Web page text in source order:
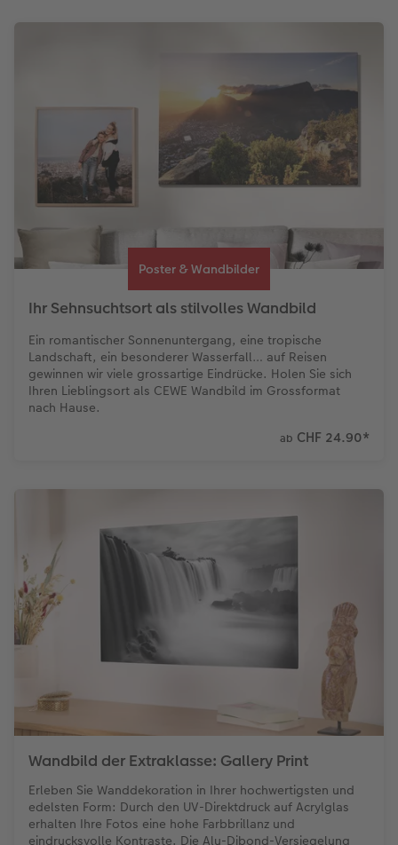
Poster & Wandbilder
Ihr Sehnsuchtsort als stilvolles Wandbild
Ein romantischer Sonnenuntergang, eine tropische
Landschaft, ein besonderer Wasserfall… auf Reisen
gewinnen wir viele grossartige Eindrücke. Holen Sie sich
Ihren Lieblingsort als CEWE Wandbild im Grossformat
nach Hause.
ab CHF 24.90*
Wandbild der Extraklasse: Gallery Print
Erleben Sie Wanddekoration in Ihrer hochwertigsten und
edelsten Form: Durch den UV-Direktdruck auf Acrylglas
erhalten Ihre Fotos eine hohe Farbbrillanz und
eindrucksvolle Kontraste. Die Alu-Dibond-Versiegelung